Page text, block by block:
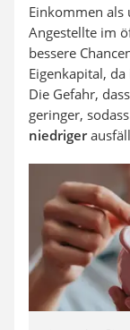
Einkommen als
Angestellte im
bessere
Eigenkapital,
Die Gefahr,
geringer, sodass
niedriger